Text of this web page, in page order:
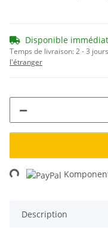
Disponible
Temps de livraison:2 - 3
l'étranger
Description